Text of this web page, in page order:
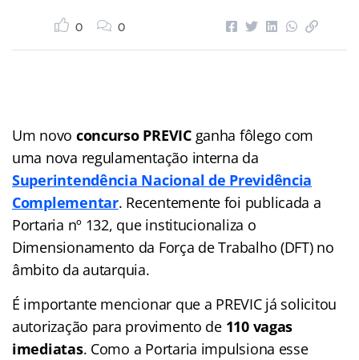
0 0
Um novo concurso PREVICganha fôlego com
uma nova regulamentação interna da
Superintendência Nacional de Previdência
Complementar. Recentemente foi publicada a
Portaria nº 132, que institucionaliza o
Dimensionamento da Força de Trabalho (DFT) no
âmbito da autarquia.
É importante mencionar que a PREVIC já solicitou
autorização para provimento de 110 vagas
imediatas. Como a Portaria impulsiona esse